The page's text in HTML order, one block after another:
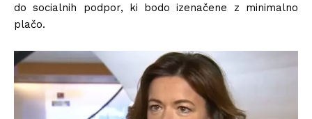
do socialnih podpor, ki bodo izenačene z minimalno
plačo.